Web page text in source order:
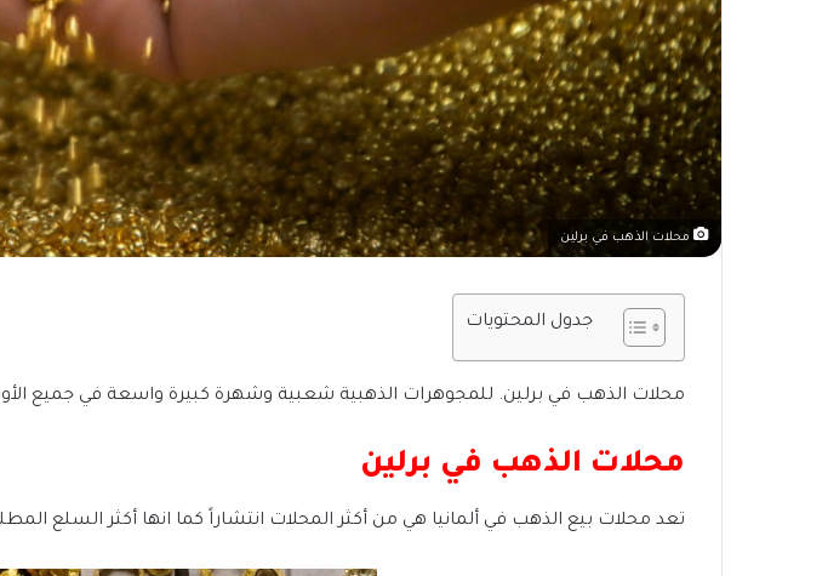
محلات الذهب في برلين
جدول المحتويات
محلات الذهب في برلين. للمجوهرات الذهبية شعبية وشهرة كبيرة واسعة في جميع
محلات الذهب في برلين
تعد محلات بيع الذهب في ألمانيا هي من أكثر المحلات انتشاراً كما انها أكثر السلع